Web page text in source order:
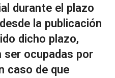
durante el plazo
la publicación
dicho plazo,
ser ocupadas por
caso de que